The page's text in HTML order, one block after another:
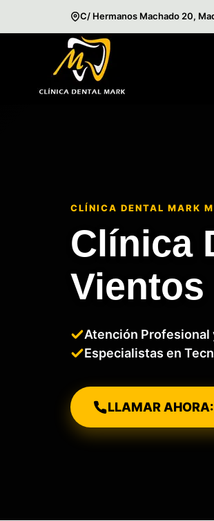
C/ Hermanos Machado 20,
contenido
CLÍNICA DENTAL MARK
Clínica
Vientos
Atención Profesional
Especialistas en
LLAMAR